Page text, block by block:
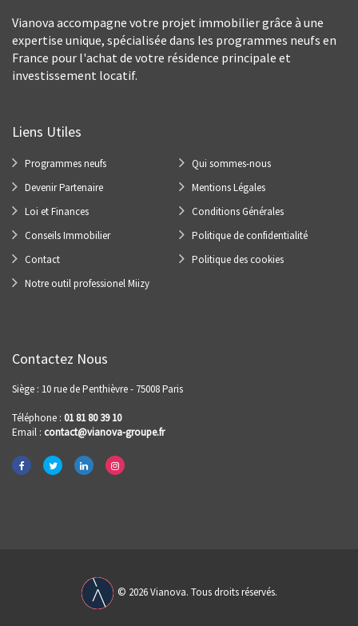
Vianova accompagne votre projet immobilier grâce à une
expertise unique, spécialisée dans les programmes neufs en
France pour l'achat de votre résidence principale et
investissement locatif.
Liens Utiles
Programmes neufs
Devenir Partenaire
Loi et Finances
Conseils Immobilier
Contact
Notre outil professionel Miizy
Qui sommes-nous
Mentions Légales
Conditions Générales
Politique de confidentialité
Politique des cookies
Contactez Nous
Siège : 10 rue de Penthièvre - 75008 Paris
Téléphone : 01 81 80 39 10
Email : contact@vianova-groupe.fr
© 2026 Vianova. Tous droits réservés.